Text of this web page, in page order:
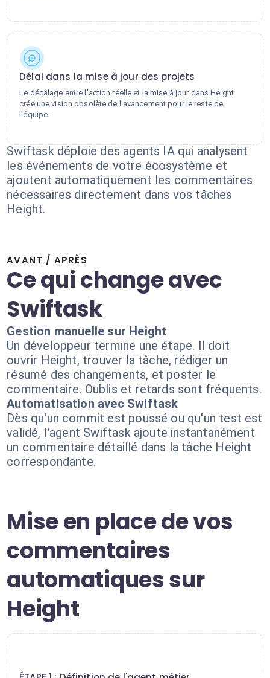
Délai dans la mise à jour des projets
Le décalage entre l'action réelle et la mise à jour dans Height
crée une vision obsolète de l'avancement pour le reste de
l'équipe.
Swiftask déploie des agents IA qui analysent
les événements de votre écosystème et
ajoutent automatiquement les commentaires
nécessaires directement dans vos tâches
Height.
AVANT / APRÈS
Ce qui change avec
Swiftask
Gestion manuelle sur Height
Un développeur termine une étape. Il doit
ouvrir Height, trouver la tâche, rédiger un
résumé des changements, et poster le
commentaire. Oublis et retards sont fréquents.
Automatisation avec Swiftask
Dès qu'un commit est poussé ou qu'un test est
validé, l'agent Swiftask ajoute instantanément
un commentaire détaillé dans la tâche Height
correspondante.
Mise en place de vos
commentaires
automatiques sur
Height